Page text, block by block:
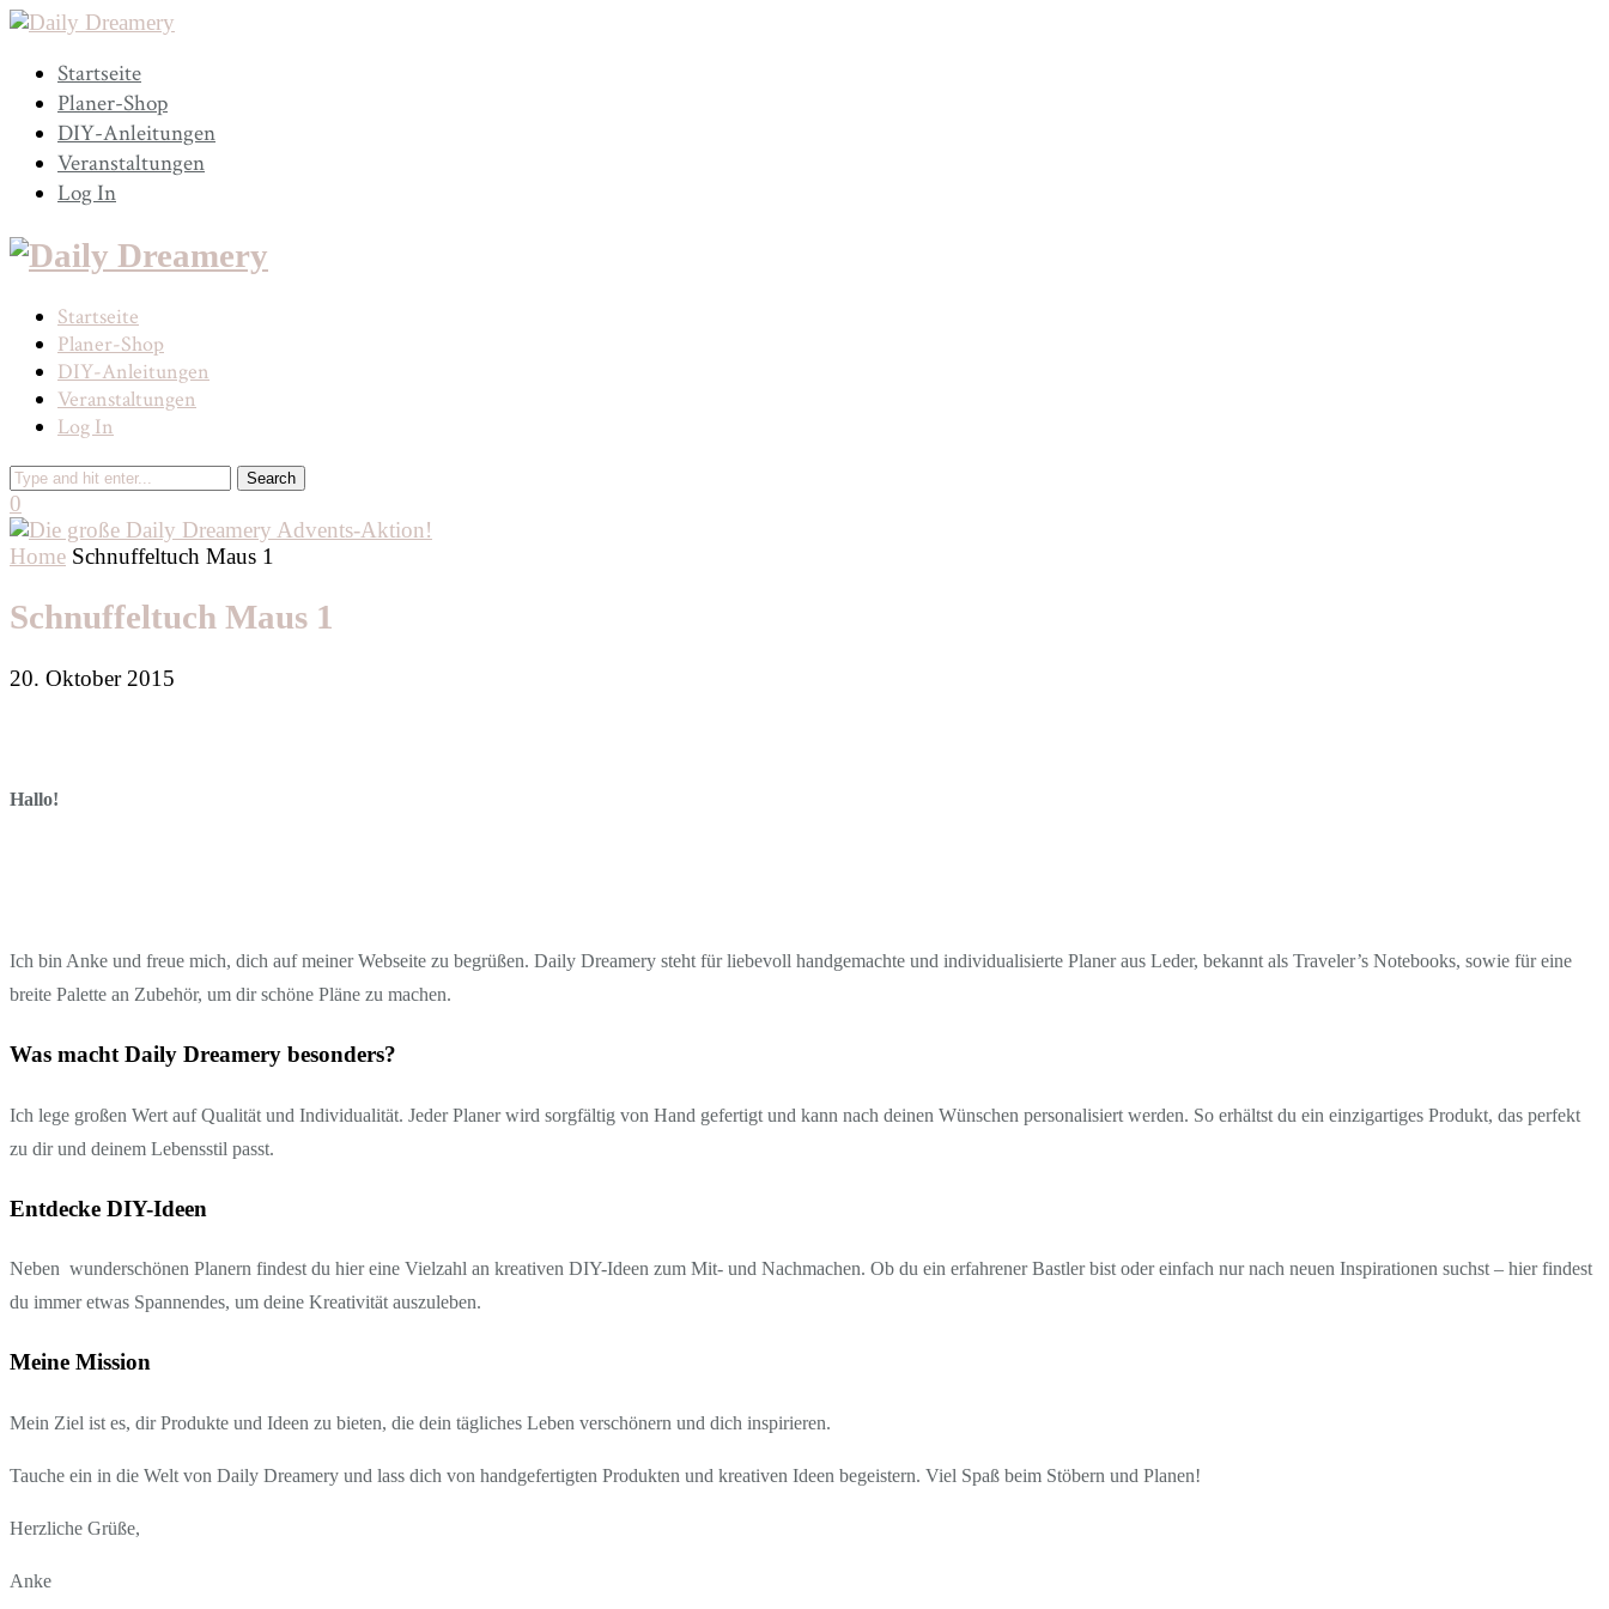
Startseite
Planer-Shop
DIY-Anleitungen
Veranstaltungen
Log In
Startseite
Planer-Shop
DIY-Anleitungen
Veranstaltungen
Log In
0
Home Schnuffeltuch Maus 1
Schnuffeltuch Maus 1
20. Oktober 2015
Hallo!
Ich bin Anke und freue mich, dich auf meiner Webseite zu begrüßen. Daily Dreamery steht für liebevoll handgemachte und individualisierte Planer aus Leder, bekannt als Traveler’s Notebooks, sowie für eine
breite Palette an Zubehör, um dir schöne Pläne zu machen.
Was macht Daily Dreamery besonders?
Ich lege großen Wert auf Qualität und Individualität. Jeder Planer wird sorgfältig von Hand gefertigt und kann nach deinen Wünschen personalisiert werden. So erhältst du ein einzigartiges Produkt, das perfekt
zu dir und deinem Lebensstil passt.
Entdecke DIY-Ideen
Neben wunderschönen Planern findest du hier eine Vielzahl an kreativen DIY-Ideen zum Mit- und Nachmachen. Ob du ein erfahrener Bastler bist oder einfach nur nach neuen Inspirationen suchst – hier findest
du immer etwas Spannendes, um deine Kreativität auszuleben.
Meine Mission
Mein Ziel ist es, dir Produkte und Ideen zu bieten, die dein tägliches Leben verschönern und dich inspirieren.
Tauche ein in die Welt von Daily Dreamery und lass dich von handgefertigten Produkten und kreativen Ideen begeistern. Viel Spaß beim Stöbern und Planen!
Herzliche Grüße,
Anke